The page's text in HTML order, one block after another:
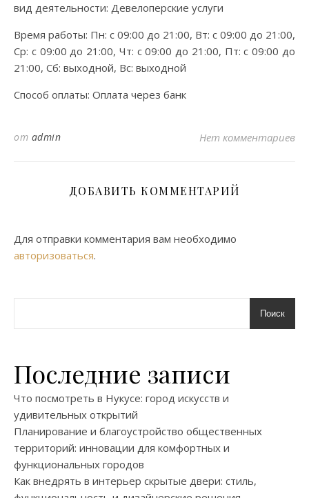
вид деятельности: Девелоперские услуги
Время работы: Пн: с 09:00 до 21:00, Вт: с 09:00 до 21:00,
Ср: с 09:00 до 21:00, Чт: с 09:00 до 21:00, Пт: с 09:00 до
21:00, Сб: выходной, Вс: выходной
Способ оплаты: Оплата через банк
от admin Нет комментариев
ДОБАВИТЬ КОММЕНТАРИЙ
Для отправки комментария вам необходимо
авторизоваться.
Поиск
Последние записи
Что посмотреть в Нукусе: город искусств и
удивительных открытий
Планирование и благоустройство общественных
территорий: инновации для комфортных и
функциональных городов
Как внедрять в интерьер скрытые двери: стиль,